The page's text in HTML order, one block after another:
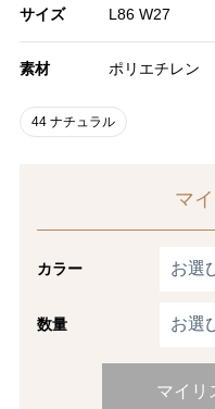
サイズ L86 W27
素材 ポリエチレン
44 ナチュラル
マ
カラー
数量
マイリ